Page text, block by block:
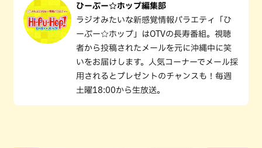
ひーぷー☆ホップ編集部
ラジオみたいな新感覚情報バラエティ「ひ
ーぷー☆ホップ」はOTVの長寿番組。視聴
者から投稿されたメールを元に沖縄中に笑
いをお届けします。人気コーナーでメール採
用されるとプレゼントのチャンスも！毎週
土曜18:00から生放送。